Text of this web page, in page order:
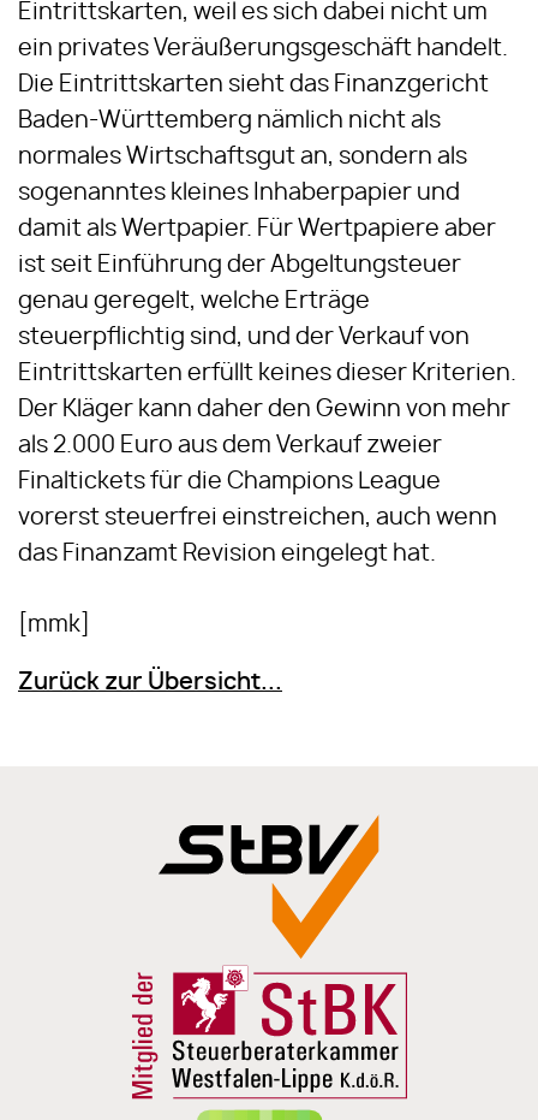
Eintrittskarten, weil es sich dabei nicht um
ein privates Veräußerungsgeschäft handelt.
Die Eintrittskarten sieht das Finanzgericht
Baden-Württemberg nämlich nicht als
normales Wirtschaftsgut an, sondern als
sogenanntes kleines Inhaberpapier und
damit als Wertpapier. Für Wertpapiere aber
ist seit Einführung der Abgeltungsteuer
genau geregelt, welche Erträge
steuerpflichtig sind, und der Verkauf von
Eintrittskarten erfüllt keines dieser Kriterien.
Der Kläger kann daher den Gewinn von mehr
als 2.000 Euro aus dem Verkauf zweier
Finaltickets für die Champions League
vorerst steuerfrei einstreichen, auch wenn
das Finanzamt Revision eingelegt hat.
[mmk]
Zurück zur Übersicht...